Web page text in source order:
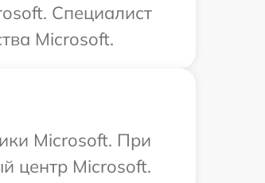
Специалист
Microsoft.
Microsoft. При
центр Microsoft.